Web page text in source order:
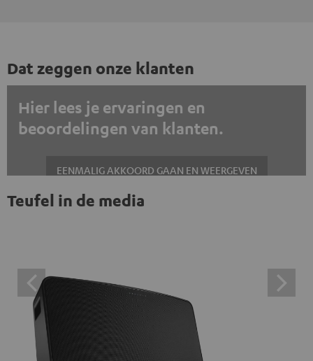
Dat zeggen onze klanten
Hier lees je ervaringen en
beoordelingen van klanten.
EENMALIG AKKOORD GAAN EN WEERGEVEN
Altijd externe inhoud weergeven? Schakel dit in de gegevensinstellingen
inhoud te klikken, stem je ermee in dat je de externe
inhoud te zien krijgt. Dit betekent dat persoonlijke
gegevens kunnen worden doorgegeven aan platforms
van derden. Meer informatie hierover vind je in ons
privacybeleid.
Teufel in de media